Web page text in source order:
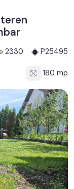
2330 P25495
180 mp